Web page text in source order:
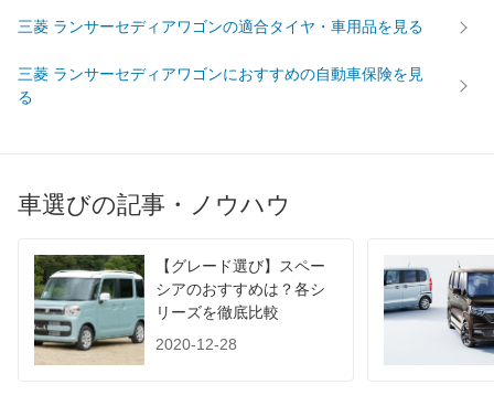
WLTC/高速道路 - -
JC08
装備オプション 装備詳細を見る
三菱 ランサーセディアワゴンの適合タイヤ・車用品を見る
三菱 ランサーセディアワゴンにおすすめの自動車保険を見
る
車選びの記事・ノウハウ
【グレード選び】スペー
シアのおすすめは？各シ
リーズを徹底比較
2020-12-28